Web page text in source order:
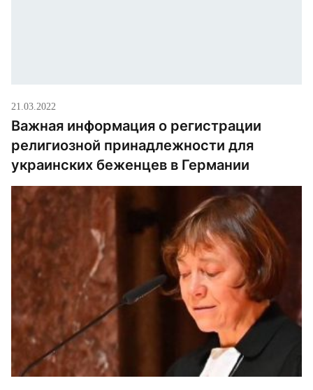
21.03.2022
Важная информация о регистрации
религиозной принадлежности для
украинских беженцев в Германии